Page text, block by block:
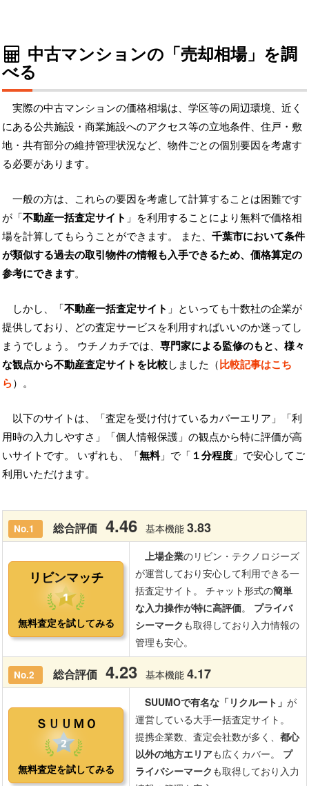
中古マンションの「売却相場」を調
べる
実際の中古マンションの価格相場は、学区等の周辺環境、近く
にある公共施設・商業施設へのアクセス等の立地条件、住戸・敷
地・共有部分の維持管理状況など、物件ごとの個別要因を考慮す
る必要があります。
一般の方は、これらの要因を考慮して計算することは困難です
が「不動産一括査定サイト 」を利用することにより無料で価格相
場を計算してもらうことができます。 また、 千葉市において条件
が類似する過去の取引物件の情報も入手できるため、価格算定の
参考にできます。
しかし、「不動産一括査定サイト 」といっても十数社の企業が
提供しており、どの査定サービスを利用すればいいのか迷ってし
まうでしょう。 ウチノカチでは、 専門家による監修のもと、様々
な観点から不動産査定サイトを比較しました（比較記事はこち
ら）。
以下のサイトは、「査定を受け付けているカバーエリア」「利
用時の入力しやすさ」「個人情報保護」の観点から特に評価が高
いサイトです。 いずれも、「無料」で「 １分程度 」で安心してご
利用いただけます。